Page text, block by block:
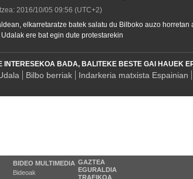
2016/10/05 09:56 (UTC+2)
elkarretaratze batek salatu du Bilboko auzo
ere bat egin dute protestarekin
INTERESEKOA BADA, BALITEKE BESTE GAI HAUEK
Bilbo berriak Indarkeria matxista Espainian
BIDEO MULTIMEDIA
Bideoak
GAZTEA
EGURALDIA
TRAFIKOA